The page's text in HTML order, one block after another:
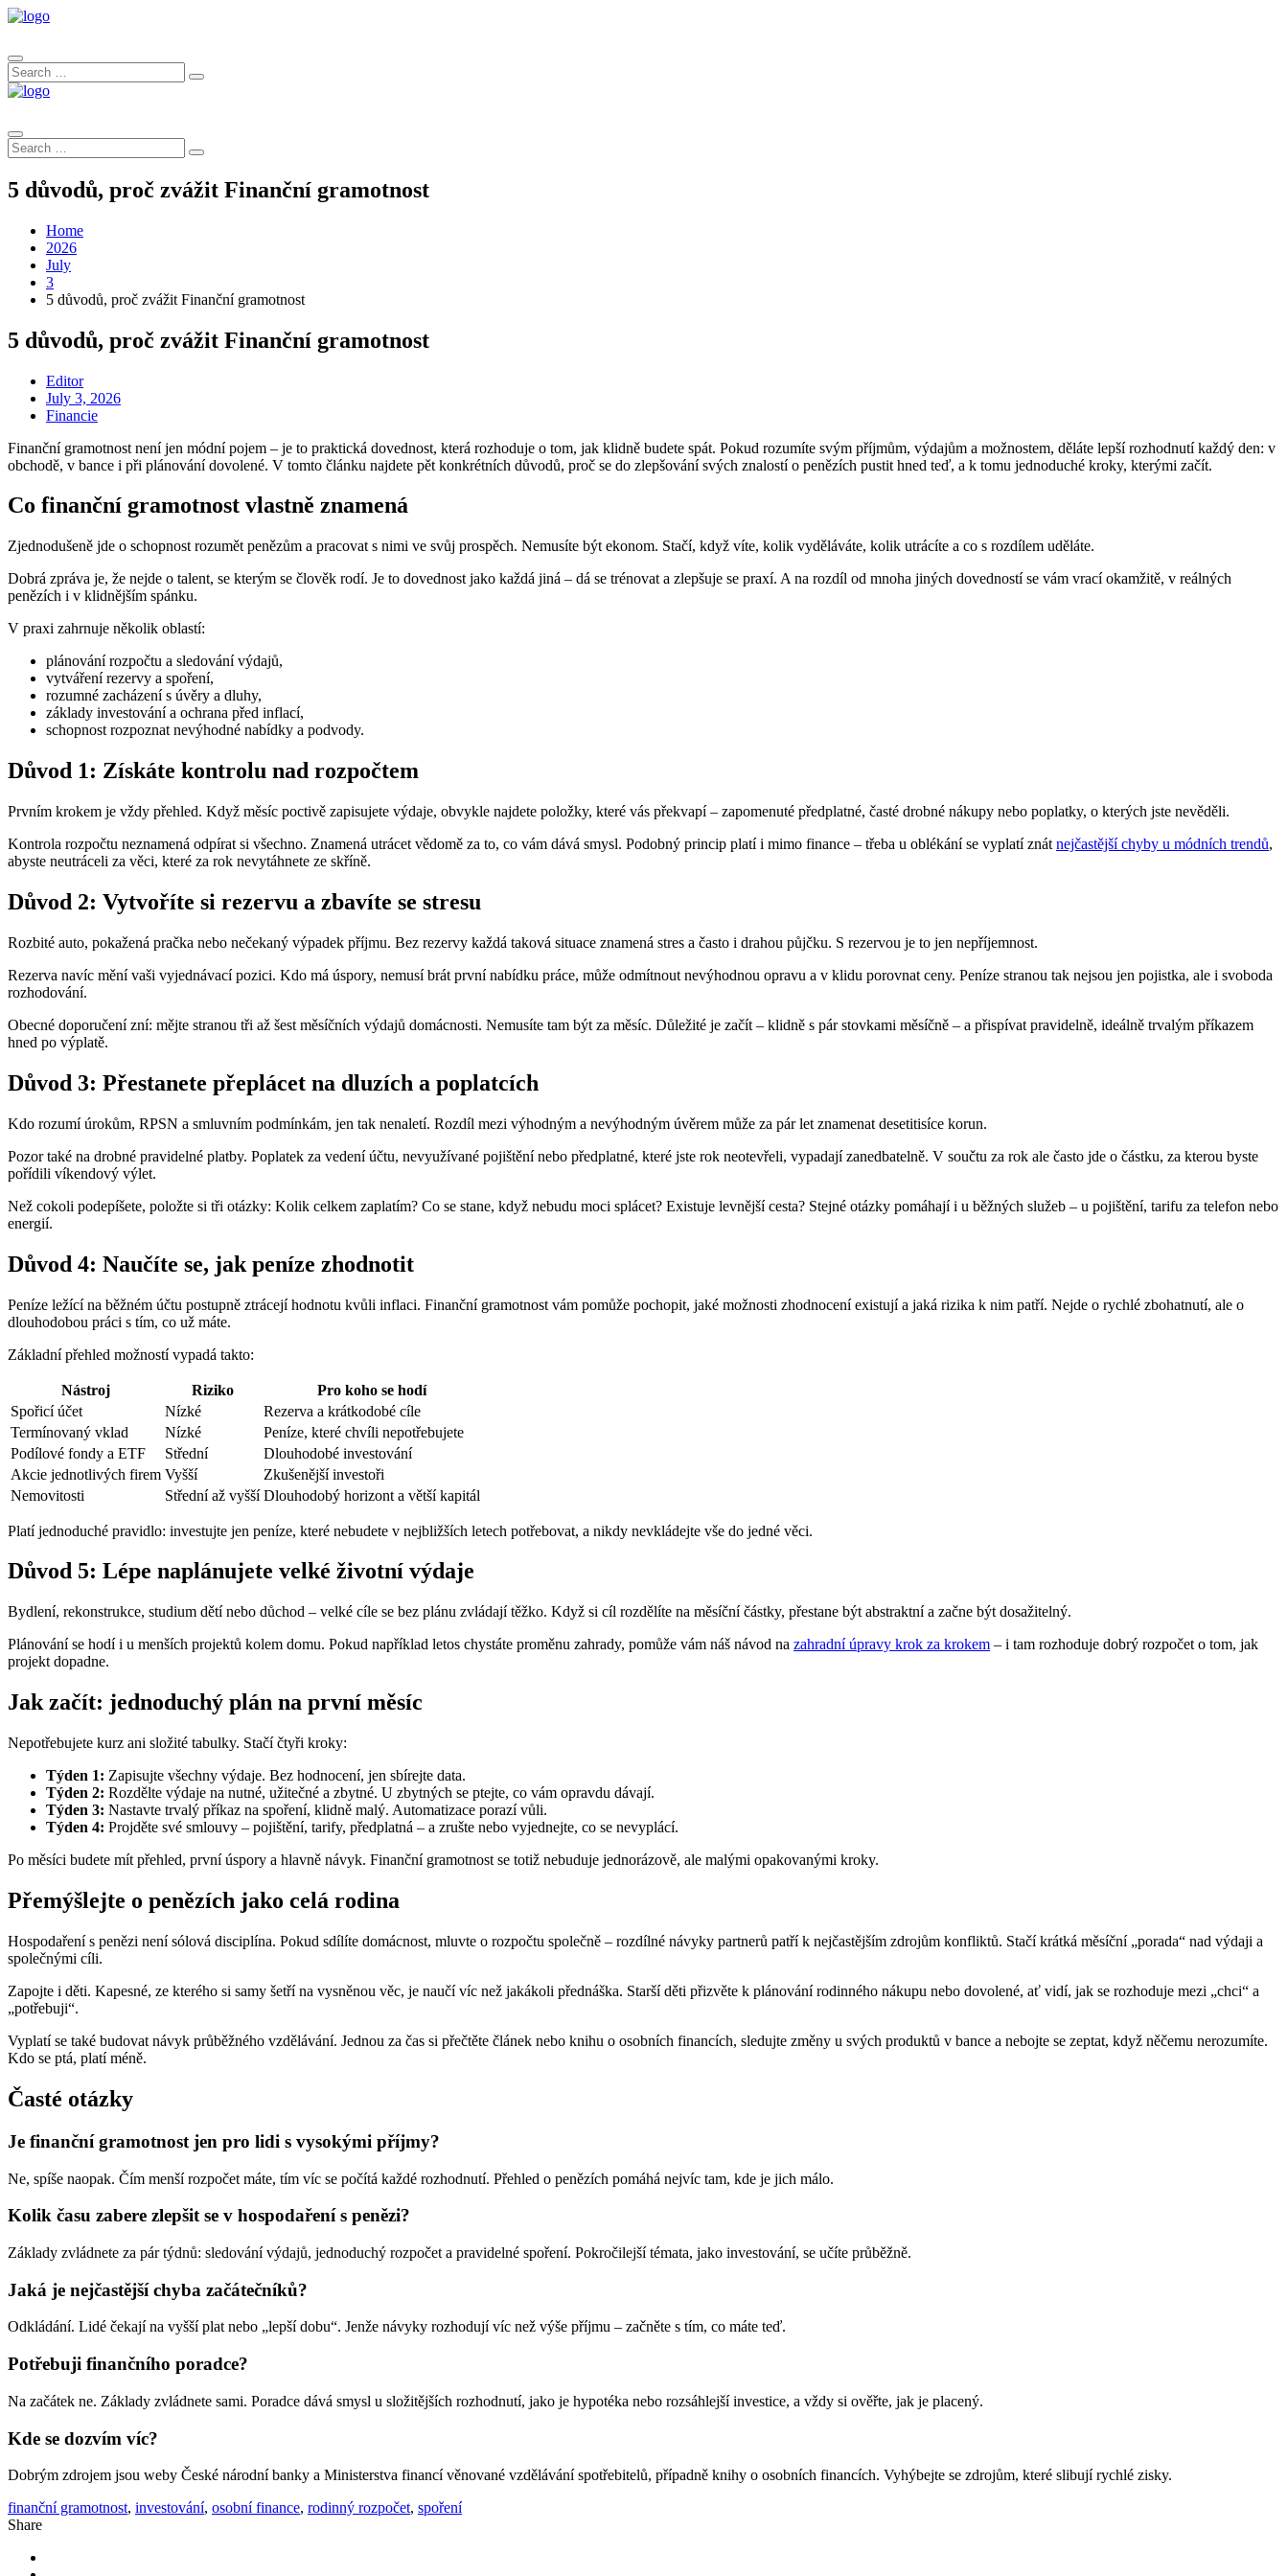
Search
for:
Search
Search
for:
Search
5 důvodů, proč zvážit Finanční gramotnost
Home
2026
July
3
5 důvodů, proč zvážit Finanční gramotnost
5 důvodů, proč zvážit Finanční gramotnost
Editor
Posted
on
July 3, 2026
Financie
Finanční gramotnost není jen módní pojem – je to praktická dovednost, která rozhoduje o tom, jak klidně budete spát. Pokud rozumíte svým příjmům, výdajům a možnostem, děláte lepší rozhodnutí každý den: v
obchodě, v bance i při plánování dovolené. V tomto článku najdete pět konkrétních důvodů, proč se do zlepšování svých znalostí o penězích pustit hned teď, a k tomu jednoduché kroky, kterými začít.
Co finanční gramotnost vlastně znamená
Zjednodušeně jde o schopnost rozumět penězům a pracovat s nimi ve svůj prospěch. Nemusíte být ekonom. Stačí, když víte, kolik vyděláváte, kolik utrácíte a co s rozdílem uděláte.
Dobrá zpráva je, že nejde o talent, se kterým se člověk rodí. Je to dovednost jako každá jiná – dá se trénovat a zlepšuje se praxí. A na rozdíl od mnoha jiných dovedností se vám vrací okamžitě, v reálných
penězích i v klidnějším spánku.
V praxi zahrnuje několik oblastí:
plánování rozpočtu a sledování výdajů,
vytváření rezervy a spoření,
rozumné zacházení s úvěry a dluhy,
základy investování a ochrana před inflací,
schopnost rozpoznat nevýhodné nabídky a podvody.
Důvod 1: Získáte kontrolu nad rozpočtem
Prvním krokem je vždy přehled. Když měsíc poctivě zapisujete výdaje, obvykle najdete položky, které vás překvapí – zapomenuté předplatné, časté drobné nákupy nebo poplatky, o kterých jste nevěděli.
Kontrola rozpočtu neznamená odpírat si všechno. Znamená utrácet vědomě za to, co vám dává smysl. Podobný princip platí i mimo finance – třeba u oblékání se vyplatí znát nejčastější chyby u módních trendů,
abyste neutráceli za věci, které za rok nevytáhnete ze skříně.
Důvod 2: Vytvoříte si rezervu a zbavíte se stresu
Rozbité auto, pokažená pračka nebo nečekaný výpadek příjmu. Bez rezervy každá taková situace znamená stres a často i drahou půjčku. S rezervou je to jen nepříjemnost.
Rezerva navíc mění vaši vyjednávací pozici. Kdo má úspory, nemusí brát první nabídku práce, může odmítnout nevýhodnou opravu a v klidu porovnat ceny. Peníze stranou tak nejsou jen pojistka, ale i svoboda
rozhodování.
Obecné doporučení zní: mějte stranou tři až šest měsíčních výdajů domácnosti. Nemusíte tam být za měsíc. Důležité je začít – klidně s pár stovkami měsíčně – a přispívat pravidelně, ideálně trvalým příkazem
hned po výplatě.
Důvod 3: Přestanete přeplácet na dluzích a poplatcích
Kdo rozumí úrokům, RPSN a smluvním podmínkám, jen tak nenaletí. Rozdíl mezi výhodným a nevýhodným úvěrem může za pár let znamenat desetitisíce korun.
Pozor také na drobné pravidelné platby. Poplatek za vedení účtu, nevyužívané pojištění nebo předplatné, které jste rok neotevřeli, vypadají zanedbatelně. V součtu za rok ale často jde o částku, za kterou byste
pořídili víkendový výlet.
Než cokoli podepíšete, položte si tři otázky: Kolik celkem zaplatím? Co se stane, když nebudu moci splácet? Existuje levnější cesta? Stejné otázky pomáhají i u běžných služeb – u pojištění, tarifu za telefon nebo
energií.
Důvod 4: Naučíte se, jak peníze zhodnotit
Peníze ležící na běžném účtu postupně ztrácejí hodnotu kvůli inflaci. Finanční gramotnost vám pomůže pochopit, jaké možnosti zhodnocení existují a jaká rizika k nim patří. Nejde o rychlé zbohatnutí, ale o
dlouhodobou práci s tím, co už máte.
Základní přehled možností vypadá takto:
Nástroj Riziko
Pro koho se hodí
Spořicí účet
Nízké
Rezerva a krátkodobé cíle
Termínovaný vklad
Nízké
Peníze, které chvíli nepotřebujete
Podílové fondy a ETF
Střední
Dlouhodobé investování
Akcie jednotlivých firem Vyšší
Zkušenější investoři
Nemovitosti
Střední až vyšší Dlouhodobý horizont a větší kapitál
Platí jednoduché pravidlo: investujte jen peníze, které nebudete v nejbližších letech potřebovat, a nikdy nevkládejte vše do jedné věci.
Důvod 5: Lépe naplánujete velké životní výdaje
Bydlení, rekonstrukce, studium dětí nebo důchod – velké cíle se bez plánu zvládají těžko. Když si cíl rozdělíte na měsíční částky, přestane být abstraktní a začne být dosažitelný.
Plánování se hodí i u menších projektů kolem domu. Pokud například letos chystáte proměnu zahrady, pomůže vám náš návod na zahradní úpravy krok za krokem – i tam rozhoduje dobrý rozpočet o tom, jak
projekt dopadne.
Jak začít: jednoduchý plán na první měsíc
Nepotřebujete kurz ani složité tabulky. Stačí čtyři kroky:
Týden 1: Zapisujte všechny výdaje. Bez hodnocení, jen sbírejte data.
Týden 2: Rozdělte výdaje na nutné, užitečné a zbytné. U zbytných se ptejte, co vám opravdu dávají.
Týden 3: Nastavte trvalý příkaz na spoření, klidně malý. Automatizace porazí vůli.
Týden 4: Projděte své smlouvy – pojištění, tarify, předplatná – a zrušte nebo vyjednejte, co se nevyplácí.
Po měsíci budete mít přehled, první úspory a hlavně návyk. Finanční gramotnost se totiž nebuduje jednorázově, ale malými opakovanými kroky.
Přemýšlejte o penězích jako celá rodina
Hospodaření s penězi není sólová disciplína. Pokud sdílíte domácnost, mluvte o rozpočtu společně – rozdílné návyky partnerů patří k nejčastějším zdrojům konfliktů. Stačí krátká měsíční „porada“ nad výdaji a
společnými cíli.
Zapojte i děti. Kapesné, ze kterého si samy šetří na vysněnou věc, je naučí víc než jakákoli přednáška. Starší děti přizvěte k plánování rodinného nákupu nebo dovolené, ať vidí, jak se rozhoduje mezi „chci“ a
„potřebuji“.
Vyplatí se také budovat návyk průběžného vzdělávání. Jednou za čas si přečtěte článek nebo knihu o osobních financích, sledujte změny u svých produktů v bance a nebojte se zeptat, když něčemu nerozumíte.
Kdo se ptá, platí méně.
Časté otázky
Je finanční gramotnost jen pro lidi s vysokými příjmy?
Ne, spíše naopak. Čím menší rozpočet máte, tím víc se počítá každé rozhodnutí. Přehled o penězích pomáhá nejvíc tam, kde je jich málo.
Kolik času zabere zlepšit se v hospodaření s penězi?
Základy zvládnete za pár týdnů: sledování výdajů, jednoduchý rozpočet a pravidelné spoření. Pokročilejší témata, jako investování, se učíte průběžně.
Jaká je nejčastější chyba začátečníků?
Odkládání. Lidé čekají na vyšší plat nebo „lepší dobu“. Jenže návyky rozhodují víc než výše příjmu – začněte s tím, co máte teď.
Potřebuji finančního poradce?
Na začátek ne. Základy zvládnete sami. Poradce dává smysl u složitějších rozhodnutí, jako je hypotéka nebo rozsáhlejší investice, a vždy si ověřte, jak je placený.
Kde se dozvím víc?
Dobrým zdrojem jsou weby České národní banky a Ministerstva financí věnované vzdělávání spotřebitelů, případně knihy o osobních financích. Vyhýbejte se zdrojům, které slibují rychlé zisky.
finanční gramotnost, investování, osobní finance, rodinný rozpočet, spoření
Share